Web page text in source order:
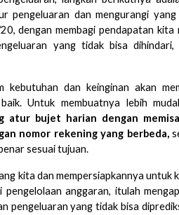
pengeluaran dan mengurangi
dengan membagi pendapatan kita
yang tidak bisa
kebutuhan dan keinginan akan
Untuk membuatnya lebih
atur bujet harian dengan
nomor rekening yang berbeda,
sesuai tujuan.
kita dan mempersiapkannya untuk
anggaran, itulah
pengeluaran yang tidak bisa